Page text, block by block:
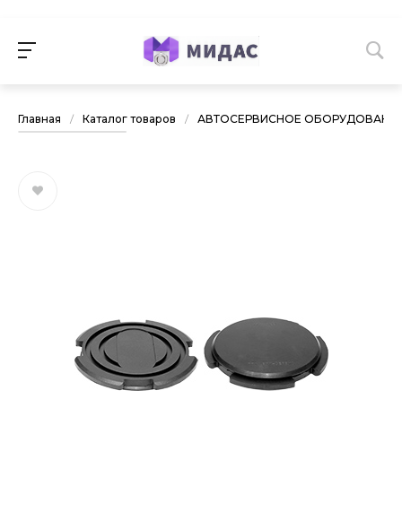
Главная / Каталог товаров / АВТОСЕРВИСНОЕ